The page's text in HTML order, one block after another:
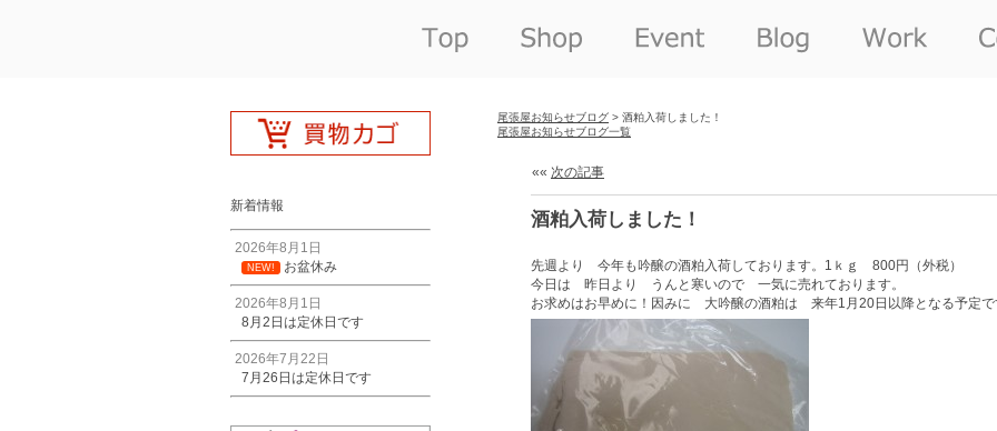
新着情報
2026年8月1日
NEW! お盆休み
2026年8月1日
8月2日は定休日です
2026年7月22日
7月26日は定休日です
尾張屋お知らせブログ > 酒粕入荷しました！
尾張屋お知らせブログ一覧
«« 次の記事
酒粕入荷しました！
先週より 今年も吟醸の酒粕入荷しております。1ｋｇ 800円（外税）
今日は 昨日より うんと寒いので 一気に売れております。
お求めはお早めに！因みに 大吟醸の酒粕は 来年1月20日以降となる予定で